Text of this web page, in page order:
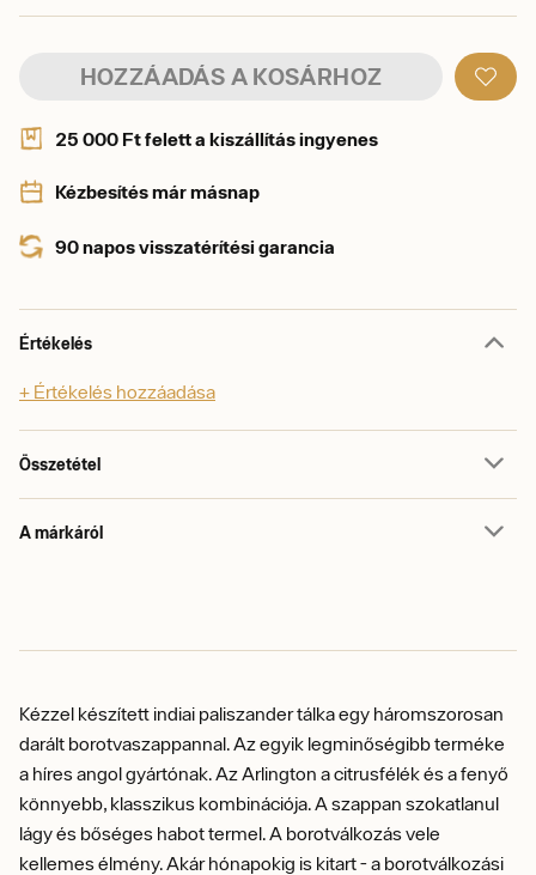
HOZZÁADÁS A KOSÁRHOZ
25 000 Ft felett a kiszállítás ingyenes
Kézbesítés már másnap
90 napos visszatérítési garancia
Értékelés
+ Értékelés hozzáadása
Összetétel
A márkáról
Kézzel készített indiai paliszander tálka egy háromszorosan
darált borotvaszappannal. Az egyik legminőségibb terméke
a híres angol gyártónak. Az Arlington a citrusfélék és a fenyő
könnyebb, klasszikus kombinációja. A szappan szokatlanul
lágy és bőséges habot termel. A borotválkozás vele
kellemes élmény. Akár hónapokig is kitart - a borotválkozási